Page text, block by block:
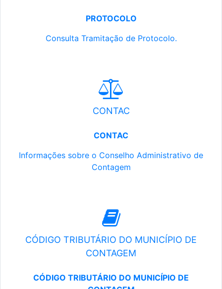
PROTOCOLO
Consulta Tramitação de Protocolo.
CONTAC
CONTAC
Informações sobre o Conselho Administrativo de
Contagem
CÓDIGO TRIBUTÁRIO DO MUNICÍPIO DE
CONTAGEM
CÓDIGO TRIBUTÁRIO DO MUNICÍPIO DE